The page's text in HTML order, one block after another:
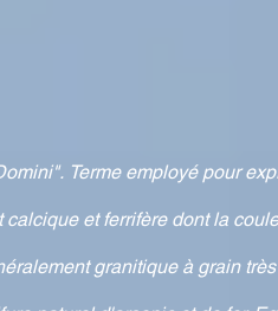
Terme employé pour
calcique et ferrifère dont la
granitique à grain